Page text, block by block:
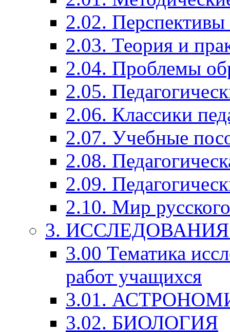
2.02. Перспективы
2.03. Теория и
2.04. Проблемы
2.05.
2.06. Классики
2.07. Учебные
2.08.
2.09.
2.10. Мир
3.
3.00 Тематика
работ учащихся
3.01.
3.02. БИОЛОГИЯ